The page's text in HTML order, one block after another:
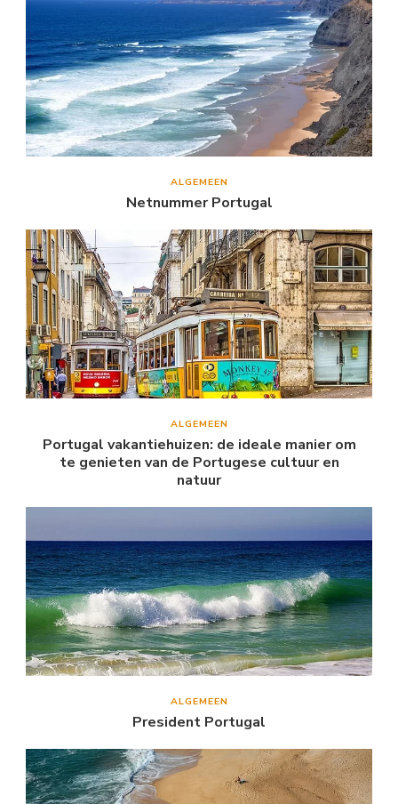
ALGEMEEN
Netnummer Portugal
ALGEMEEN
Portugal vakantiehuizen: de ideale manier om
te genieten van de Portugese cultuur en
natuur
ALGEMEEN
President Portugal